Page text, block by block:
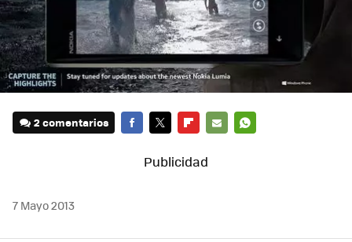
2 comentarios
MAIL
7 Mayo 2013